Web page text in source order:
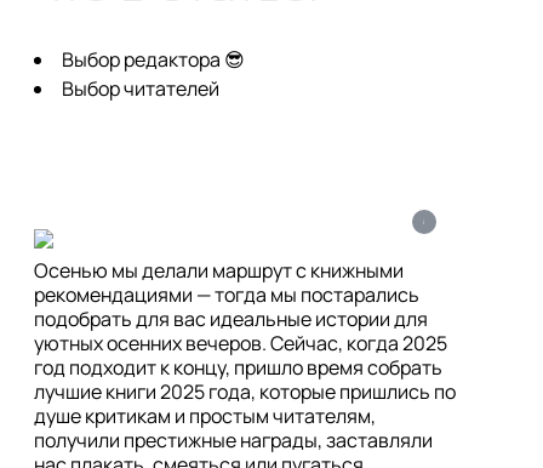
Выбор редактора 😎
Выбор читателей
i
Осенью мы делали маршрут с книжными
рекомендациями — тогда мы постарались
подобрать для вас идеальные истории для
уютных осенних вечеров. Сейчас, когда 2025
год подходит к концу, пришло время собрать
лучшие книги 2025 года, которые пришлись по
душе критикам и простым читателям,
получили престижные награды, заставляли